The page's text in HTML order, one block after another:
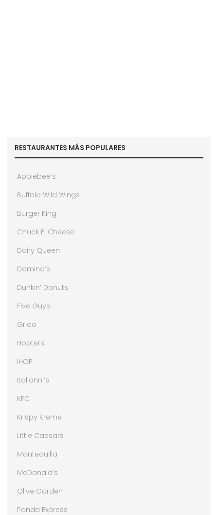
RESTAURANTES MÁS POPULARES
Applebee’s
Buffalo Wild Wings
Burger King
Chuck E. Cheese
Dairy Queen
Domino’s
Dunkin’ Donuts
Five Guys
Grido
Hooters
IHOP
Italianni’s
KFC
Krispy Kreme
Little Caesars
Mantequilla
McDonald’s
Olive Garden
Panda Express